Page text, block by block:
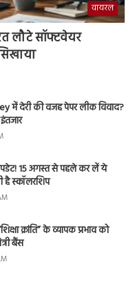
वायरल
लौटे सॉफ्टवेयर
में देरी की वजह पेपर लीक विवाद?
15 अगस्त से पहले कर लें ये
स्कॉलरशिप
क्रांति” के व्यापक प्रभाव को
बैंस